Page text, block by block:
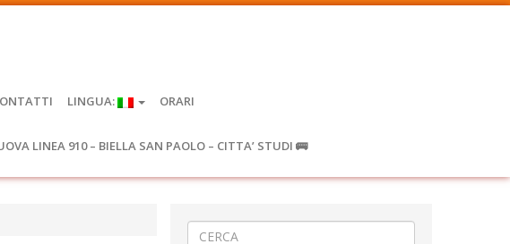
LINGUA: ORARI
LINEA 910 – BIELLA SAN PAOLO – CITTA’ STUDI 🚌